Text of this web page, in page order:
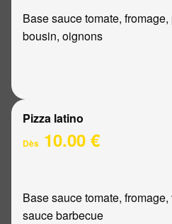
Base sauce tomate,
bousin, oignons
Pizza latino
Dès 10.00 €
Base sauce tomate,
sauce barbecue